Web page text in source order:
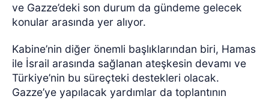
ve Gazze’deki son durum da gündeme gelecek
konular arasında yer alıyor.
Kabine’nin diğer önemli başlıklarından biri, Hamas
ile İsrail arasında sağlanan ateşkesin devamı ve
Türkiye’nin bu süreçteki destekleri olacak.
Gazze’ye yapılacak yardımlar da toplantının